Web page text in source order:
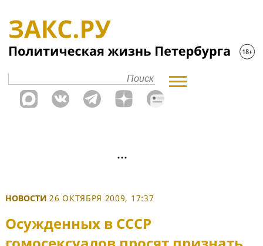
НОВОСТИ 26 ОКТЯБРЯ 2009, 17:37
Осужденных в СССР